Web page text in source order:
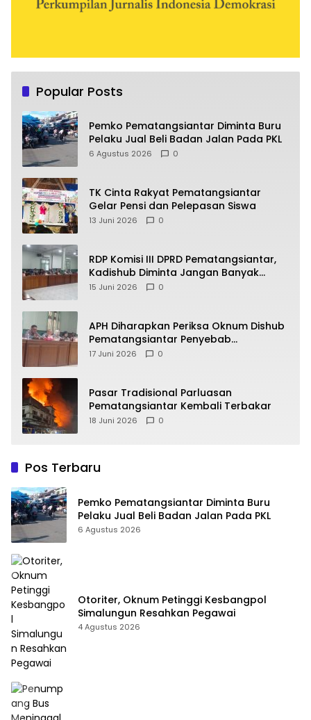
Popular Posts
Pemko Pematangsiantar Diminta Buru
Pelaku Jual Beli Badan Jalan Pada PKL
6 Agustus 2026 0
TK Cinta Rakyat Pematangsiantar
Gelar Pensi dan Pelepasan Siswa
13 Juni 2026 0
RDP Komisi III DPRD Pematangsiantar,
Kadishub Diminta Jangan Banyak
Alasan
15 Juni 2026 0
APH Diharapkan Periksa Oknum Dishub
Pematangsiantar Penyebab
Kebocoran PAD Retribusi Parkir
17 Juni 2026 0
Pasar Tradisional Parluasan
Pematangsiantar Kembali Terbakar
18 Juni 2026 0
Pos Terbaru
Pemko Pematangsiantar Diminta Buru
Pelaku Jual Beli Badan Jalan Pada PKL
6 Agustus 2026
Otoriter, Oknum Petinggi Kesbangpol
Simalungun Resahkan Pegawai
4 Agustus 2026